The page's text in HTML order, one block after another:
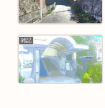
雑記